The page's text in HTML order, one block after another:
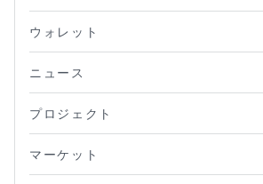
ウォレット
ニュース
プロジェクト
マーケット